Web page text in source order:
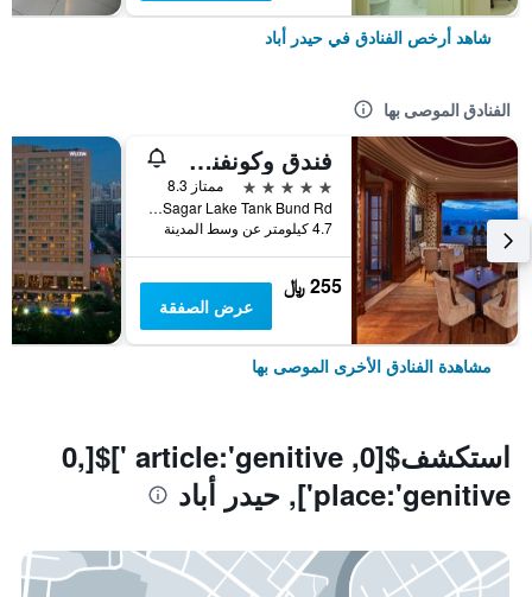
شاهد أرخص الفنادق في حيدر أباد
الفنادق الموصى بها
فندق وكونفنشن سنتر حيدر أباد ماريوت
5 نجوم
ممتاز 8.3
Opp. Hussain Sagar Lake Tank Bund Rd, حيدر أباد, الهند
4.7 كيلومتر عن وسط المدينة
255 ﷼
عرض الصفقة
مشاهدة الفنادق الأخرى الموصى بها
استكشف$[0, article:'genitive ']$[0,
place:'genitive'], حيدر أباد